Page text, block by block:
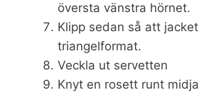
översta vänstra hörnet.
Klipp sedan så att
triangelformat.
Veckla ut servetten
Knyt en rosett runt